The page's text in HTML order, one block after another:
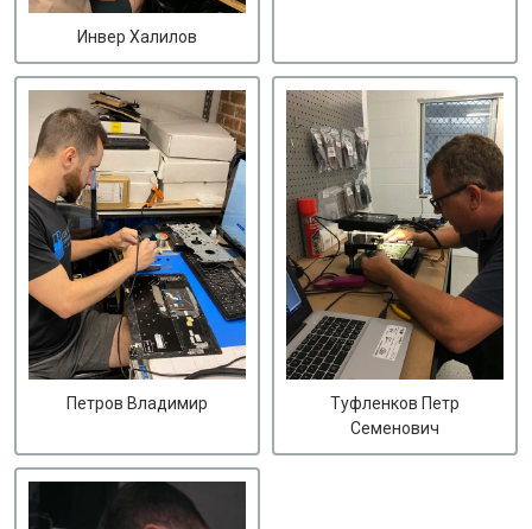
Инвер Халилов
Петров Владимир
Туфленков Петр
Семенович